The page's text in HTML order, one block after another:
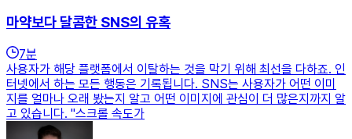
마약보다 달콤한 SNS의 유혹
7분
사용자가 해당 플랫폼에서 이탈하는 것을 막기 위해 최선을 다하죠. 인
터넷에서 하는 모든 행동은 기록됩니다. SNS는 사용자가 어떤 이미
지를 얼마나 오래 봤는지 알고 어떤 이미지에 관심이 더 많은지까지 알
고 있습니다. "스크롤 속도가